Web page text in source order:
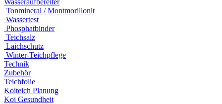
Tonmineral / Montmorillonit
Wassertest
Phosphatbinder
Teichsalz
Laichschutz
Winter-Teichpflege
Technik
Zubehör
Teichfolie
Koiteich Planung
Koi Gesundheit